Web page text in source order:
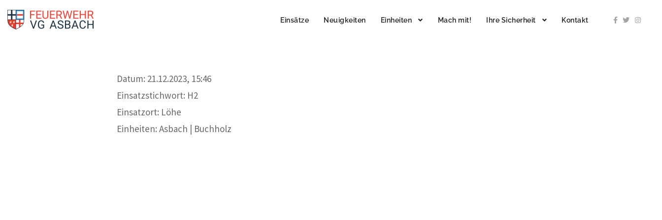
Einsätze Neuigkeiten Einheiten Mach mit! Ihre Sicherheit Kontakt
Datum: 21.12.2023, 15:46
Einsatzstichwort: H2
Einsatzort: Löhe
Einheiten: Asbach | Buchholz